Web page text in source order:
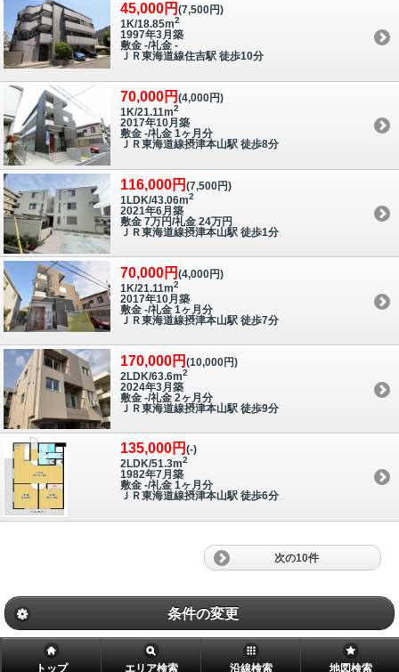
45,000円 (7,500円)
1K/18.85m2
1997年3月築
敷金 -/礼金 -
ＪＲ東海道線住吉駅 徒歩10分
70,000円 (4,000円)
1K/21.11m2
2017年10月築
敷金 -/礼金 1ヶ月分
ＪＲ東海道線摂津本山駅 徒歩8分
116,000円 (7,500円)
1LDK/43.06m2
2021年6月築
敷金 7万円/礼金 24万円
ＪＲ東海道線摂津本山駅 徒歩1分
70,000円 (4,000円)
1K/21.11m2
2017年10月築
敷金 -/礼金 1ヶ月分
ＪＲ東海道線摂津本山駅 徒歩7分
170,000円 (10,000円)
2LDK/63.6m2
2024年3月築
敷金 -/礼金 2ヶ月分
ＪＲ東海道線摂津本山駅 徒歩9分
135,000円 (-)
2LDK/51.3m2
1982年7月築
敷金 -/礼金 1ヶ月分
ＪＲ東海道線摂津本山駅 徒歩6分
次の10件
条件の変更
トップ エリア検索 沿線検索 地図検索